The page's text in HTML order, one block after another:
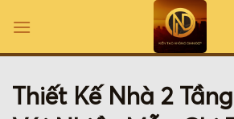
qua
nội
Thiết Kế Nhà 2